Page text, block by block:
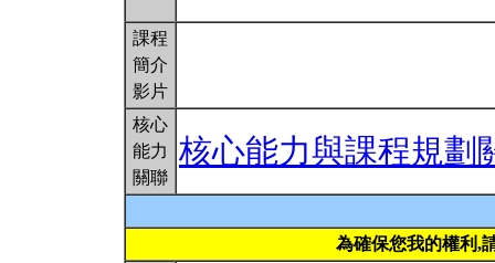
課程
簡介
影片
核心
能力
關聯
核心能力與課程規劃
為確保您我的權利,